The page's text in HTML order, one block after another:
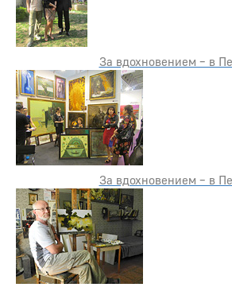
За вдохновением – в
За вдохновением – в